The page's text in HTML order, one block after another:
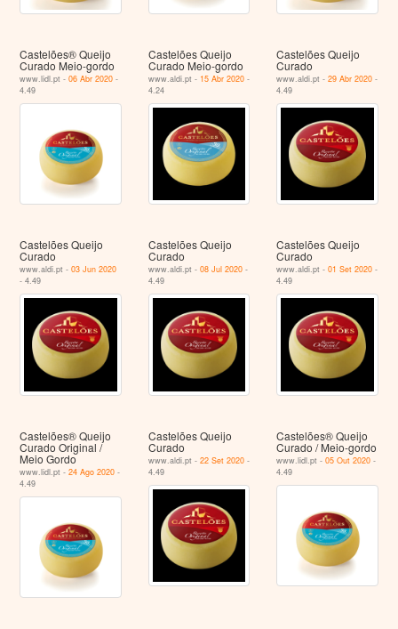
Castelões® Queijo
Curado Meio-gordo
www.lidl.pt -06 Abr 2020 -
4.49
Castelões Queijo
Curado Meio-gordo
www.aldi.pt - 15 Abr 2020-
4.24
Castelões Queijo
Curado
www.aldi.pt -29 Abr 2020 -
4.49
Castelões Queijo
Curado
www.aldi.pt -03 Jun 2020
- 4.49
Castelões Queijo
Curado
www.aldi.pt - 08 Jul 2020-
4.49
Castelões Queijo
Curado
www.aldi.pt -01 Set 2020 -
4.49
Castelões® Queijo
Curado Original /
Meio Gordo
www.lidl.pt -24 Ago 2020 -
4.49
Castelões Queijo
Curado
www.aldi.pt - 22 Set 2020-
4.49
Castelões® Queijo
Curado / Meio-gordo
www.lidl.pt -05 Out 2020 -
4.49